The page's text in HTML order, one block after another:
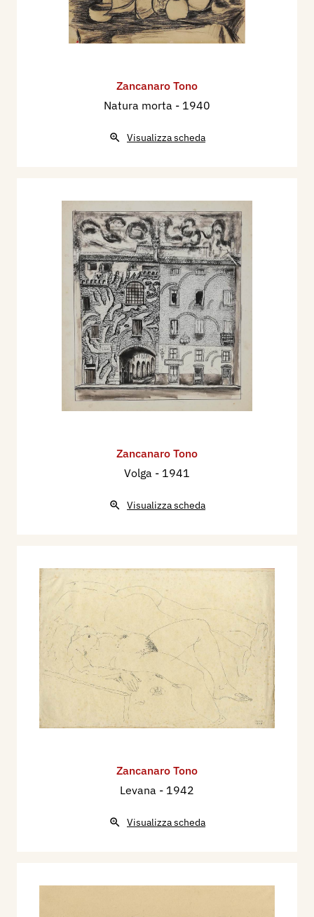
Zancanaro Tono
Natura morta - 1940
Visualizza scheda
Zancanaro Tono
Volga - 1941
Visualizza scheda
Zancanaro Tono
Levana - 1942
Visualizza scheda